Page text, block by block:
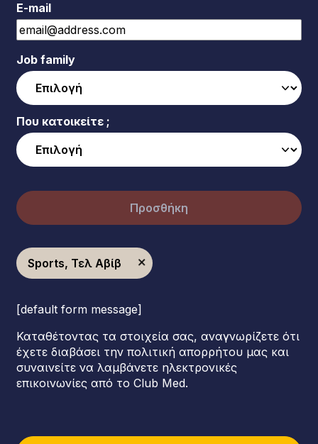
E-mail
Job family
Που κατοικείτε ;
Προσθήκη
Sports, Τελ Αβίβ
[default form message]
Καταθέτοντας τα στοιχεία σας, αναγνωρίζετε ότι
έχετε διαβάσει την πολιτική απορρήτου μας και
συναινείτε να λαμβάνετε ηλεκτρονικές
επικοινωνίες από το Club Med.